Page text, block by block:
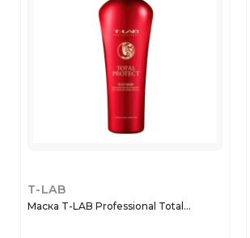
T-LAB
Маска T-LAB Professional Total...